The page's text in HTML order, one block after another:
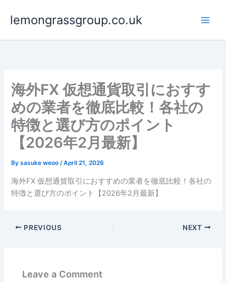
lemongrassgroup.co.uk
海外FX 仮想通貨取引におすす
めの業者を徹底比較！各社の
特徴と選び方のポイント
【2026年2月最新】
Bysasuke weoo/April 21, 2026
海外FX 仮想通貨取引におすすめの業者を徹底比較！各社の
特徴と選び方のポイント【2026年2月最新】
PREVIOUS NEXT
Leave a Comment